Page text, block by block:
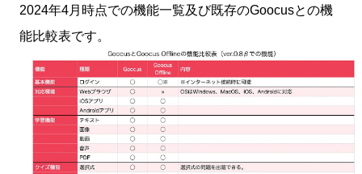
2024年4月時点での機能一覧及び既存のGoocusとの機
能比較表です。